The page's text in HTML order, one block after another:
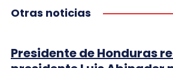
Otras noticias
Presidente de Honduras